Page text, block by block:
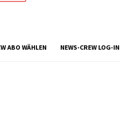
ABO WÄHLEN NEWS-CREW LOG-IN